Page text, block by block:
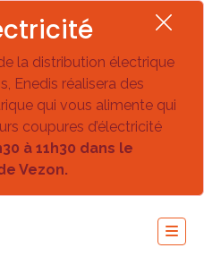
la distribution électrique
Enedis réalisera des
qui vous alimente qui
coupures d’électricité
à 11h30 dans le
Vezon.